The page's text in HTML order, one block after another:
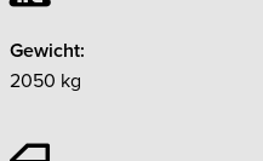
Gewicht:
2050 kg